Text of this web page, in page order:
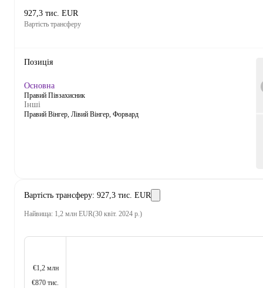
927,3 тис. EUR
Вартість трансферу
Позиція
Основна
Правий Півзахисник
Інші
Правий Вінгер, Лівий Вінгер, Форвард
Вартість трансферу: 927,3 тис. EUR
Найвища: 1,2 млн EUR(30 квіт. 2024 р.)
€1,2 млн
€870 тис.